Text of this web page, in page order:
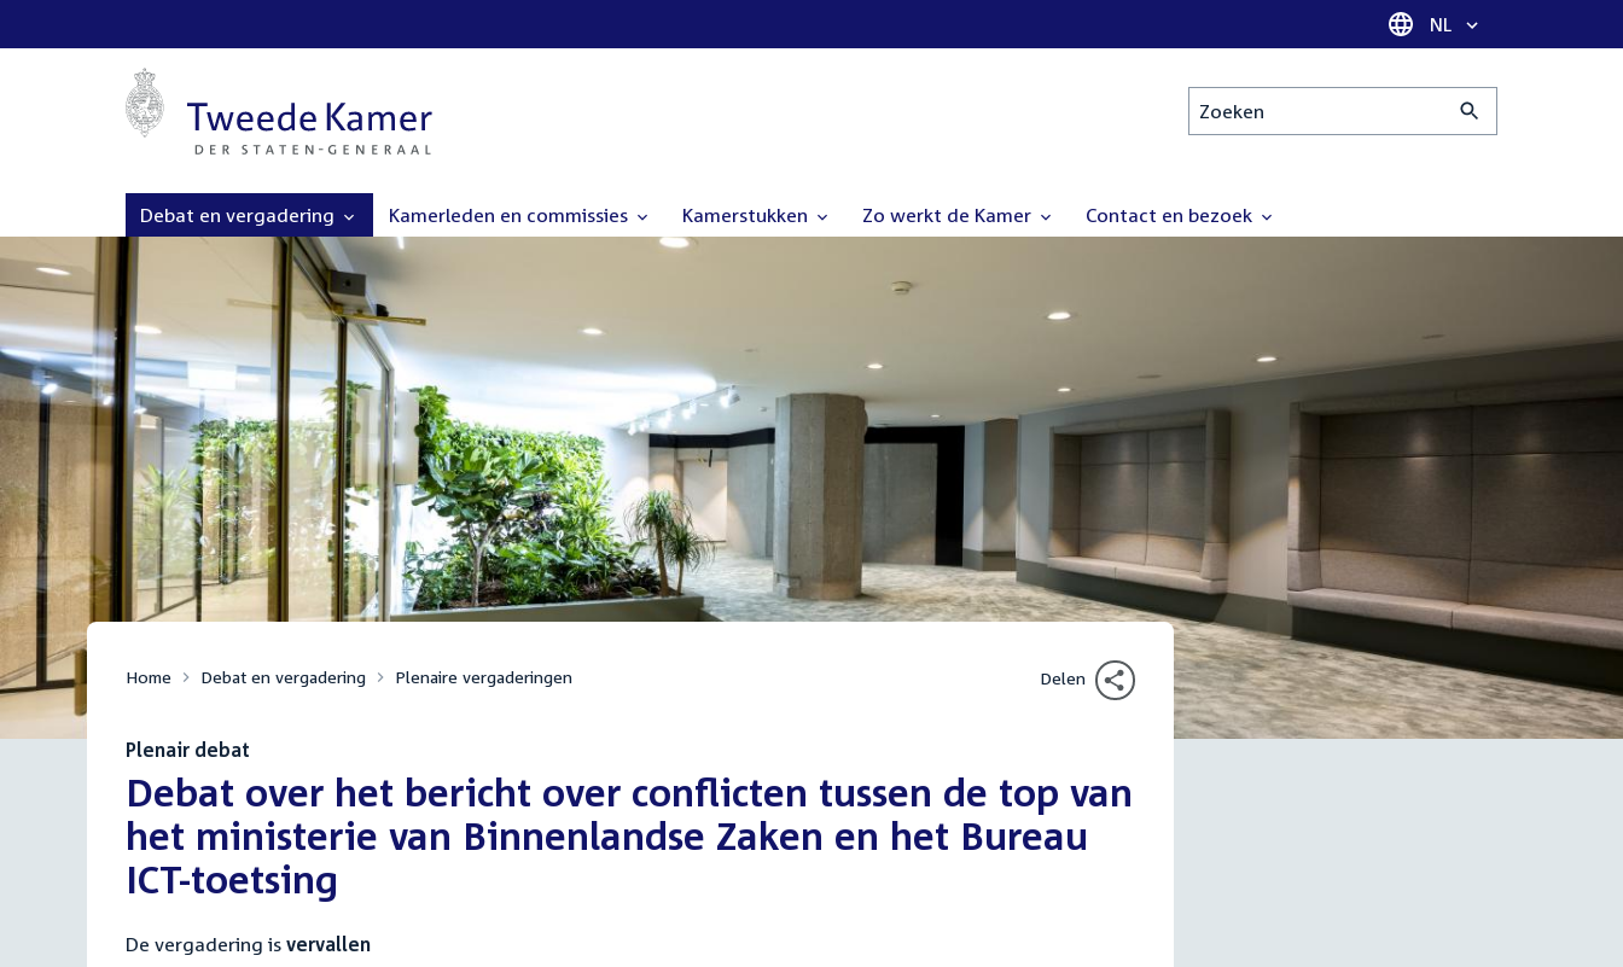
Taal selectie
NL
Zoeken
Debat en vergadering Kamerleden en commissies Kamerstukken Zo werkt de Kamer Contact en bezoek
Home Debat en vergadering Plenaire vergaderingen Delen
Plenair debat
:Debat over het bericht over conflicten tussen de top van
het ministerie van Binnenlandse Zaken en het Bureau
ICT-toetsing
De vergadering is vervallen